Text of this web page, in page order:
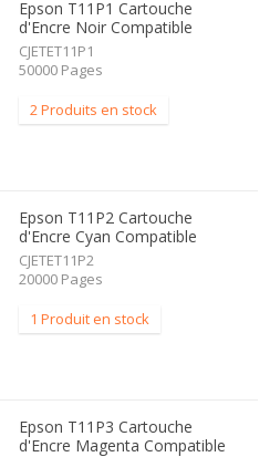
Epson T11P1 Cartouche
d'Encre Noir Compatible
CJETET11P1
50000 Pages
2 Produits en stock
Epson T11P2 Cartouche
d'Encre Cyan Compatible
CJETET11P2
20000 Pages
1 Produit en stock
Epson T11P3 Cartouche
d'Encre Magenta Compatible